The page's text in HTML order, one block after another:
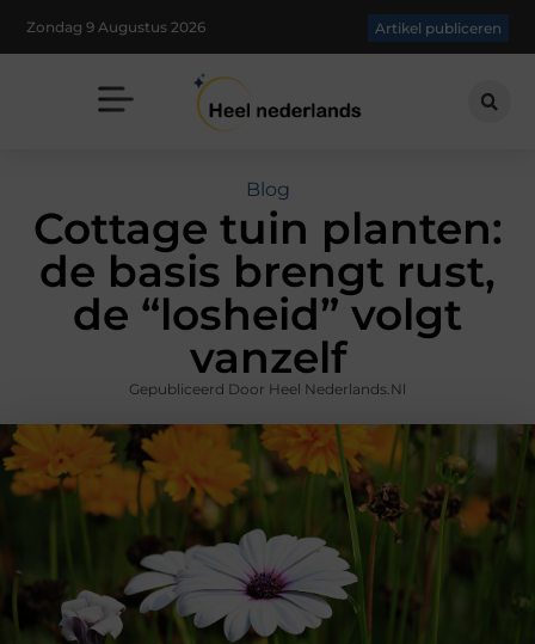
Zondag 9 Augustus 2026 Artikel publiceren
Blog
Cottage tuin planten:
de basis brengt rust,
de “losheid” volgt
vanzelf
Gepubliceerd Door Heel Nederlands.nl